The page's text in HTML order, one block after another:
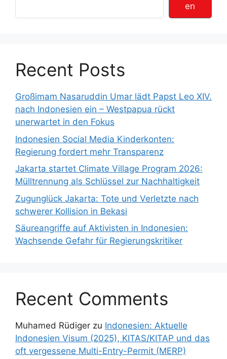
en
Recent Posts
Großimam Nasaruddin Umar lädt Papst Leo XIV.
nach Indonesien ein – Westpapua rückt
unerwartet in den Fokus
Indonesien Social Media Kinderkonten:
Regierung fordert mehr Transparenz
Jakarta startet Climate Village Program 2026:
Mülltrennung als Schlüssel zur Nachhaltigkeit
Zugunglück Jakarta: Tote und Verletzte nach
schwerer Kollision in Bekasi
Säureangriffe auf Aktivisten in Indonesien:
Wachsende Gefahr für Regierungskritiker
Recent Comments
Muhamed Rüdiger zu Indonesien: Aktuelle
Indonesien Visum (2025), KITAS/KITAP und das
oft vergessene Multi-Entry-Permit (MERP)